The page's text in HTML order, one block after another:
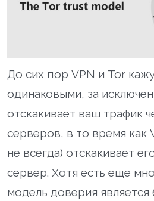
До сих пор VPN и Tor
одинаковыми, за
отскакивает ваш трафик
серверов, в то время как
не всегда) отскакивает
сервер. Хотя есть еще
модель доверия